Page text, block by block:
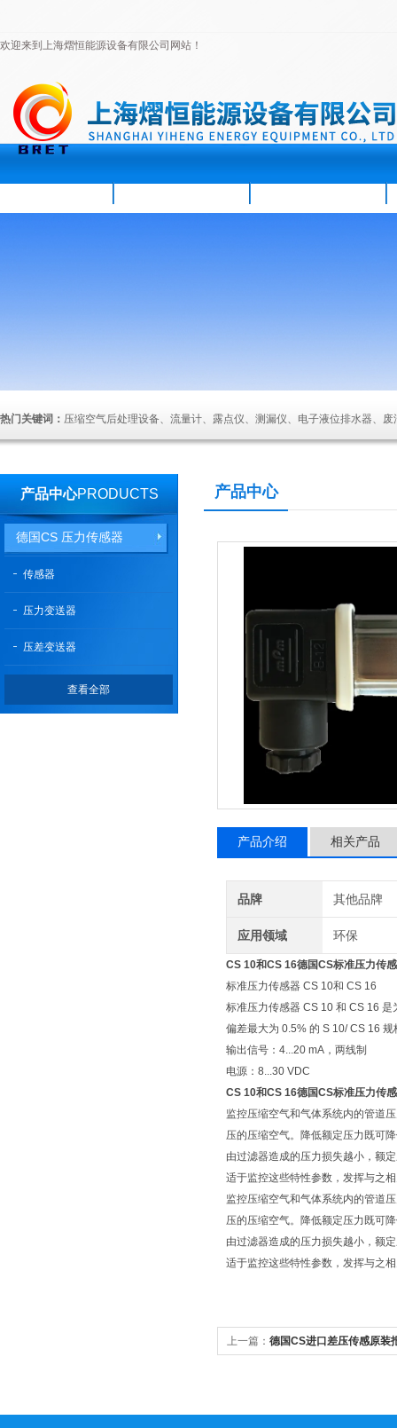
欢迎来到上海熠恒能源设备有限公司网站！
热门关键词： 压缩空气后处理设备、流量计、露点仪、测漏仪、电子液位排水器、
产品中心PRODUCTS
德国CS 压力传感器
传感器
压力变送器
压差变送器
查看全部
产品中心
产品介绍 相关产品
品牌 其他品牌
应用领域 环保
CS 10和CS 16德国CS标准压力传
标准压力传感器 CS 10和 CS 16
标准压力传感器 CS 10 和 CS 16
偏差最大为 0.5% 的 S 10/ CS 16 规
输出信号：4...20 mA，两线制
电源：8...30 VDC
CS 10和CS 16德国CS标准压力传
监控压缩空气和气体系统内的管道
压的压缩空气。降低额定压力既可
由过滤器造成的压力损失越小，额
适于监控这些特性参数，发挥与之
监控压缩空气和气体系统内的管道
压的压缩空气。降低额定压力既可
由过滤器造成的压力损失越小，额
适于监控这些特性参数，发挥与之
上一篇： 德国CS进口差压传感原装